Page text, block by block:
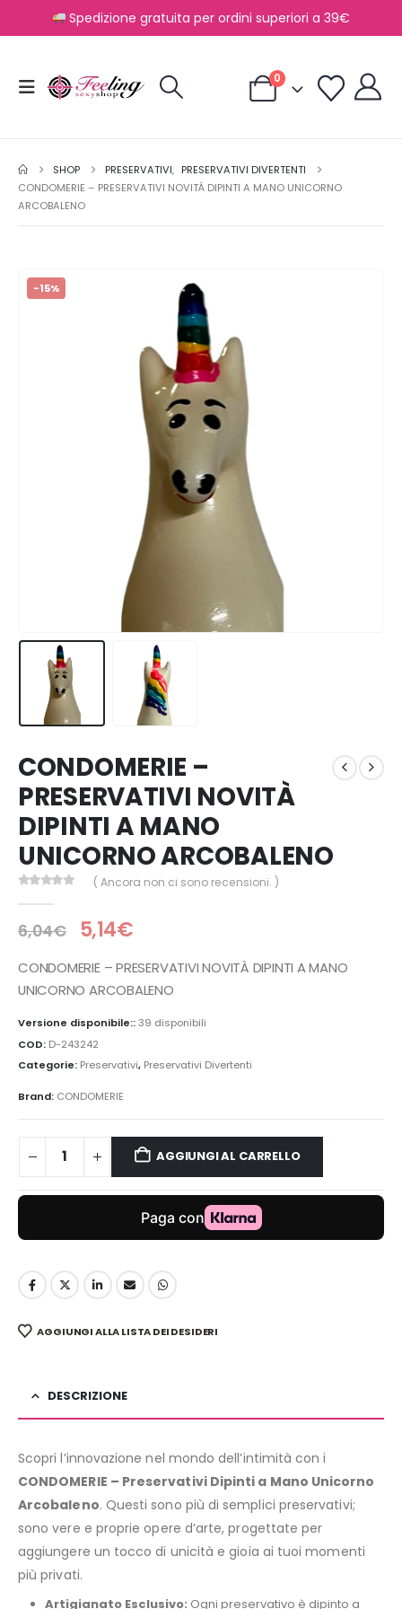
Spedizione gratuita per ordini superiori a 39€
0
SHOP PRESERVATIVI, PRESERVATIVI DIVERTENTI
CONDOMERIE – PRESERVATIVI NOVITÀ DIPINTI A MANO UNICORNO
ARCOBALENO
-15%
CONDOMERIE –
PRESERVATIVI NOVITÀ
DIPINTI A MANO
UNICORNO ARCOBALENO
( Ancora non ci sono recensioni. )
6,04€ 5,14€
CONDOMERIE – PRESERVATIVI NOVITÀ DIPINTI A MANO
UNICORNO ARCOBALENO
Versione disponibile::39 disponibili
COD: D-243242
Categorie: Preservativi, Preservativi Divertenti
Brand: CONDOMERIE
AGGIUNGI AL CARRELLO
AGGIUNGI ALLA LISTA DEI DESIDERI
DESCRIZIONE
Scopri l’innovazione nel mondo dell’intimità con i
CONDOMERIE – Preservativi Dipinti a Mano Unicorno
Arcobaleno. Questi sono più di semplici preservativi;
sono vere e proprie opere d’arte, progettate per
aggiungere un tocco di unicità e gioia ai tuoi momenti
più privati.
Artigianato Esclusivo: Ogni preservativo è dipinto a